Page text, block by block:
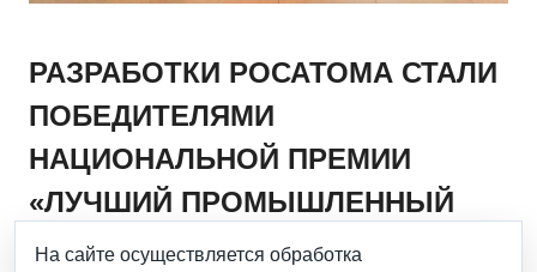
РАЗРАБОТКИ РОСАТОМА СТАЛИ
ПОБЕДИТЕЛЯМИ
НАЦИОНАЛЬНОЙ ПРЕМИИ
«ЛУЧШИЙ ПРОМЫШЛЕННЫЙ
ДИЗАЙН РОССИИ»
На сайте осуществляется обработка